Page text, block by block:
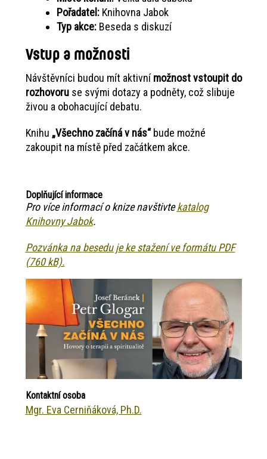
Pořadatel:Knihovna Jabok
Typ akce:Beseda s diskuzí
Vstup a možnosti
Návštěvníci budou mít aktivnímožnost vstoupit do
rozhovoruse svými dotazy a podněty, což slibuje
živou a obohacující debatu.
Knihu „Všechno začíná v nás“bude možné
zakoupit na místě před začátkem akce.
Doplňující informace
Pro více informací o knize navštivtekatalog
Knihovny Jabok.
Pozvánka na besedu je ke stažení ve formátu PDF
(760 kB).
Kontaktní osoba
Mgr. Eva Cerniňáková, Ph.D.